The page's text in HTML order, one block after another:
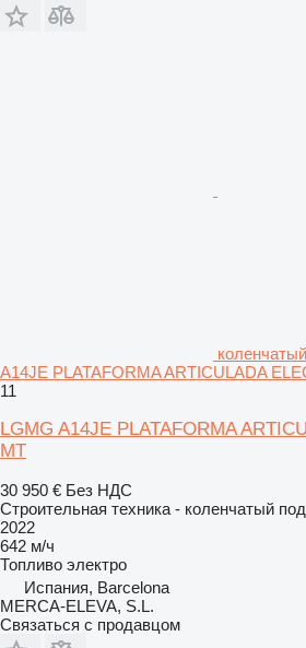
A14JE PLATAFORMA ARTICULADA
11
LGMG A14JE PLATAFORMA
MT
30 950 € Без НДС
Строительная техника - коленчатый
2022
642 м/ч
Топливо электро
Испания, Barcelona
MERCA-ELEVA, S.L.
Связаться с продавцом